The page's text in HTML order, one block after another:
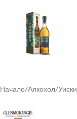
Начало/Алкохол/Уиски